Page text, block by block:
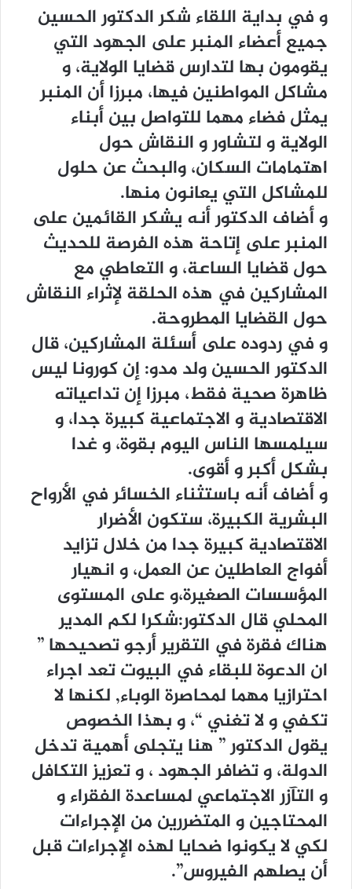
و في بداية اللقاء شكر الدكتور الحسين
جميع أعضاء المنبر على الجهود التي
يقومون بها لتدارس قضايا الولاية، و
مشاكل المواطنين فيها، مبرزا أن المنبر
يمثل فضاء مهما للتواصل بين أبناء
الولاية و لتشاور و النقاش حول
اهتمامات السكان، والبحث عن حلول
للمشاكل التي يعانون منها.
و أضاف الدكتور أنه يشكر القائمين على
المنبر على إتاحة هذه الفرصة للحديث
حول قضايا الساعة، و التعاطي مع
المشاركين في هذه الحلقة لإثراء النقاش
حول القضايا المطروحة.
و في ردوده على أسئلة المشاركين، قال
الدكتور الحسين ولد مدو: إن كورونا ليس
ظاهرة صحية فقط، مبرزا إن تداعياته
الاقتصادية و الاجتماعية كبيرة جدا، و
سيلمسها الناس اليوم بقوة، و غدا
بشكل أكبر و أقوى.
و أضاف أنه باستثناء الخسائر في الأرواح
البشرية الكبيرة، ستكون الأضرار
الاقتصادية كبيرة جدا من خلال تزايد
أفواج العاطلين عن العمل، و انهيار
المؤسسات الصغيرة،و على المستوى
المحلي قال الدكتور:شكرا لكم المدير
هناك فقرة في التقرير أرجو تصحيحها ”
ان الدعوة للبقاء في البيوت تعد اجراء
احترازيا مهما لمحاصرة الوباء, لكنها لا
تكفي و لا تغني “، و بهذا الخصوص
يقول الدكتور ” هنا يتجلى أهمية تدخل
الدولة، و تضافر الجهود ، و تعزيز التكافل
و التآزر الاجتماعي لمساعدة الفقراء و
المحتاجين و المتضررين من الإجراءات
لكي لا يكونوا ضحايا لهذه الإجراءات قبل
أن يصلهم الفيروس”.